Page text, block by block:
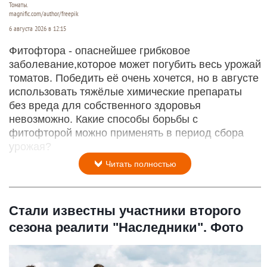
Томаты.
magnific.com/author/freepik
6 августа 2026 в 12:15
Фитофтора - опаснейшее грибковое
заболевание,которое может погубить весь урожай
томатов. Победить её очень хочется, но в августе
использовать тяжёлые химические препараты
без вреда для собственного здоровья
невозможно. Какие способы борьбы с
фитофторой можно применять в период сбора
урожая?
Читать полностью
Стали известны участники второго
сезона реалити "Наследники". Фото